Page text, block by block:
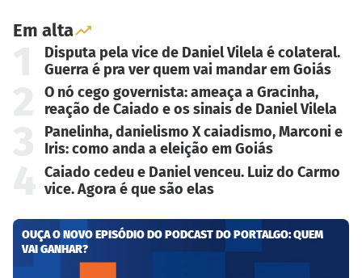
Em alta
Disputa pela vice de Daniel Vilela é colateral.
Guerra é pra ver quem vai mandar em Goiás
O nó cego governista: ameaça a Gracinha,
reação de Caiado e os sinais de Daniel Vilela
Panelinha, danielismo X caiadismo, Marconi e
Iris: como anda a eleição em Goiás
Caiado cedeu e Daniel venceu. Luiz do Carmo
vice. Agora é que são elas
OUÇA O NOVO EPISÓDIO DO PODCAST DO PORTALGO: QUEM
VAI GANHAR?